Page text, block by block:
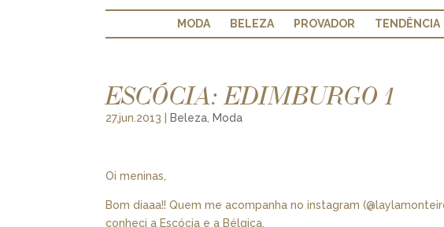
MODA BELEZA PROVADOR TENDÊNCIA
ESCÓCIA: EDIMBURGO 1
27.jun.2013 Beleza, Moda
Oi meninas,
Bom diaaa!! Quem me acompanha no instagram
conheci a Escócia e a Bélgica.